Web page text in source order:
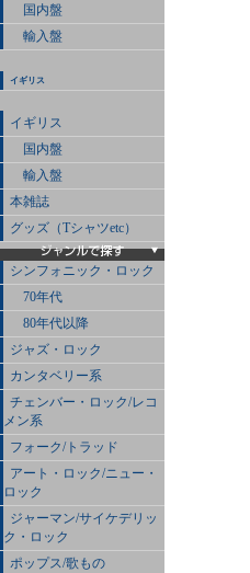
国内盤
輸入盤
イギリス
イギリス
国内盤
輸入盤
本雑誌
グッズ（Tシャツetc）
シンフォニック・ロック
70年代
80年代以降
ジャズ・ロック
カンタベリー系
チェンバー・ロック/レコ
メン系
フォーク/トラッド
アート・ロック/ニュー・
ロック
ジャーマン/サイケデリッ
ク・ロック
ポップス/歌もの